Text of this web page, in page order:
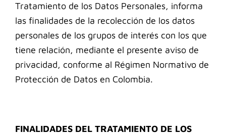
Tratamiento de los Datos Personales, informa
las finalidades de la recolección de los datos
personales de los grupos de interés con los que
tiene relación, mediante el presente aviso de
privacidad, conforme al Régimen Normativo de
Protección de Datos en Colombia.
FINALIDADES DEL TRATAMIENTO DE LOS